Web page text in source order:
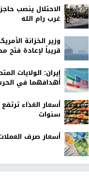
الاحتلال ينصب
غرب رام الله
وزير الخزانة
قريباً لإعادة
إيران: الولايات
أهدافهما في
سنوات
أسعار صرف